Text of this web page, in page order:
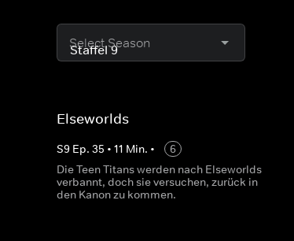
Select Season
Elseworlds
S9 Ep. 35 • 11 Min. •
6
Die Teen Titans werden nach Elseworlds
verbannt, doch sie versuchen, zurück in
den Kanon zu kommen.